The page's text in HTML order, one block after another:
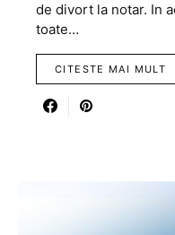
de divort la notar. In
toate…
CITESTE MAI MULT